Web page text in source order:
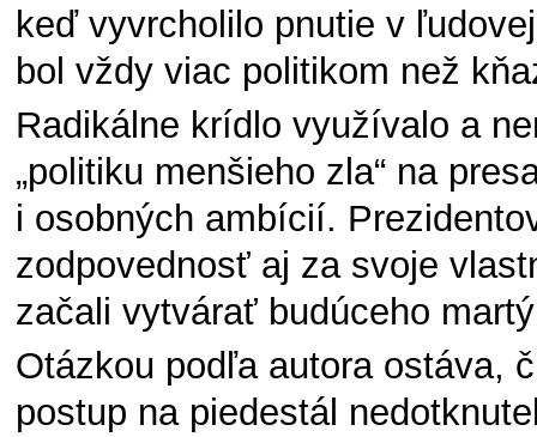
keď vyvrcholilo pnutie v
bol vždy viac politikom než
Radikálne krídlo využívalo a
„politiku menšieho zla“ na
i osobných ambícií.
zodpovednosť aj za svoje
začali vytvárať budúceho
Otázkou podľa autora ostáva,
postup na piedestál